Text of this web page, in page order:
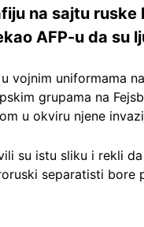
na sajtu
AFP-u da su
uniformama
grupama na
u okviru njene
su istu sliku i rekli
separatisti bore